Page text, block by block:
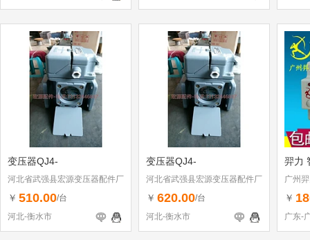
变压器QJ4-
河北省武强县宏源变压器配件厂
￥ 510.00/台
河北-衡水市
变压器QJ4-
河北省武强县宏源变压器配件厂
￥ 620.00/台
河北-衡水市
羿力
广州
￥
广东-